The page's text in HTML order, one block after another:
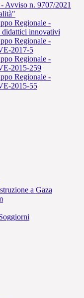
Avviso n. 9707/2021
Regionale -
innovativi
Regionale -
2017-5
Regionale -
2015-259
Regionale -
2015-55
a Gaza